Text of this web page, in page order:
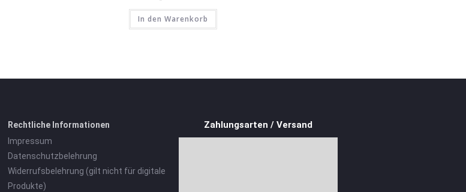
In den Warenkorb
Rechtliche Informationen
Impressum
Datenschutzbelehrung
Widerrufsbelehrung (gilt nicht für digitale
Produkte)
Zahlungsarten / Versand